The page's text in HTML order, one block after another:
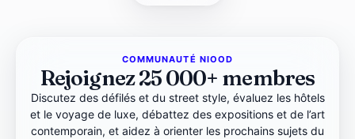
COMMUNAUTÉ NIOOD
Rejoignez 25 000+ membres
Discutez des défilés et du street style, évaluez les hôtels
et le voyage de luxe, débattez des expositions et de l’art
contemporain, et aidez à orienter les prochains sujets du